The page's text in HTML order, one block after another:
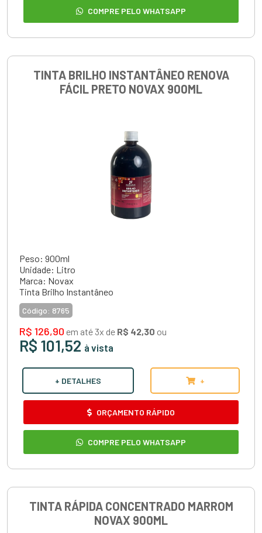
COMPRE PELO WHATSAPP
TINTA BRILHO INSTANTÂNEO RENOVA
FÁCIL PRETO NOVAX 900ML
Peso: 900ml
Unidade: Litro
Marca: Novax
Tinta Brilho Instantâneo
Código: 8765
R$ 126,90 em até 3x de R$ 42,30 ou
R$ 101,52 à vista
+ DETALHES +
ORÇAMENTO RÁPIDO
COMPRE PELO WHATSAPP
TINTA RÁPIDA CONCENTRADO MARROM
NOVAX 900ML